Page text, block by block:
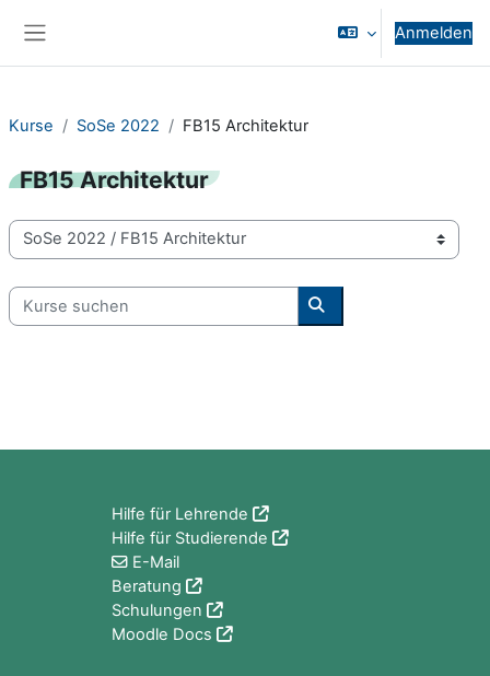
Anmelden
Kurse SoSe 2022 FB15 Architektur
FB15 Architektur
Kursbereiche
Kurse suchen
Kurse suchen
Hilfe für Lehrende
Hilfe für Studierende
E-Mail
Beratung
Schulungen
Moodle Docs